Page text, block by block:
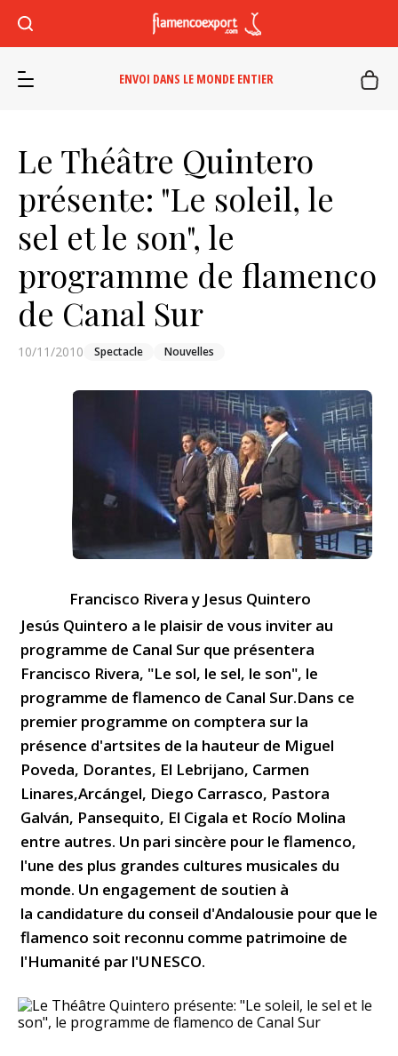
ENVOI DANS LE MONDE ENTIER
Le Théâtre Quintero
présente: "Le soleil, le
sel et le son", le
programme de flamenco
de Canal Sur
10/11/2010 Spectacle Nouvelles
Francisco Rivera y Jesus Quintero
Jesús Quintero a le plaisir de vous inviter au
programme de Canal Sur que présentera
Francisco Rivera, "Le sol, le sel, le son", le
programme de flamenco de Canal Sur.Dans ce
premier programme on comptera sur la
présence d'artsites de la hauteur de Miguel
Poveda, Dorantes, El Lebrijano, Carmen
Linares,Arcángel, Diego Carrasco, Pastora
Galván, Pansequito, El Cigala et Rocío Molina
entre autres. Un pari sincère pour le flamenco,
l'une des plus grandes cultures musicales du
monde. Un engagement de soutien à
la candidature du conseil d'Andalousie pour que le
flamenco soit reconnu comme patrimoine de
l'Humanité par l'UNESCO.